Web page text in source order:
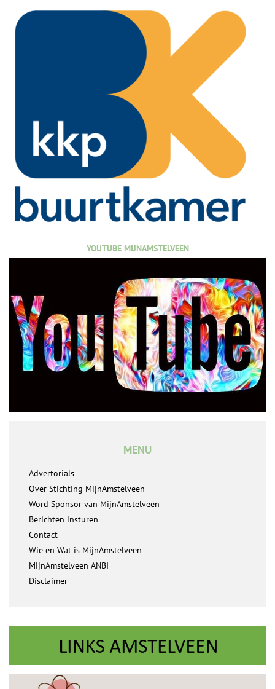
YOUTUBE MIJNAMSTELVEEN
MENU
Advertorials
Over Stichting MijnAmstelveen
Word Sponsor van MijnAmstelveen
Berichten insturen
Contact
Wie en Wat is MijnAmstelveen
MijnAmstelveen ANBI
Disclaimer